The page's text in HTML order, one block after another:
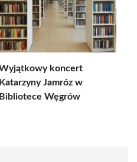
koncert
Katarzyny Jamróz w
Bibliotece Węgrów